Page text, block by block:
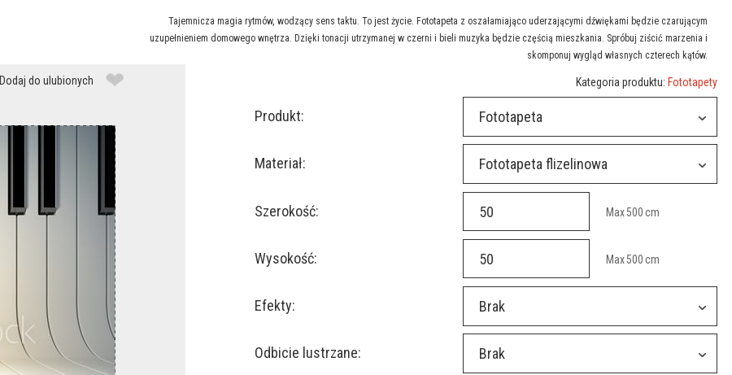
Tajemnicza magia rytmów, wodzący sens taktu. To jest życie. Fototapeta z oszałamiająco uderzającymi dźwiękami będzie czarującym
uzupełnieniem domowego wnętrza. Dzięki tonacji utrzymanej w czerni i bieli muzyka będzie częścią mieszkania. Spróbuj ziścić marzenia i
skomponuj wygląd własnych czterech kątów.
Dodaj do ulubionych ❤ Kategoria produktu: Fototapety
Produkt: Fototapeta
Materiał: Fototapeta flizelinowa
Szerokość: Max500 cm
Wysokość: Max500 cm
Efekty: Brak
Odbicie lustrzane: Brak